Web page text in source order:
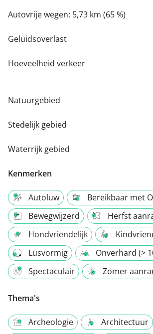
Autovrije wegen: 5,73 km (65 %)
Geluidsoverlast
Hoeveelheid verkeer
Natuurgebied
Stedelijk gebied
Waterrijk gebied
Kenmerken
Autoluw
Bereikbaar met
Bewegwijzerd
Herfst
Hondvriendelijk
Lusvormig
Onverhard (>
Spectaculair
Zomer
Thema's
Archeologie
Architectuur